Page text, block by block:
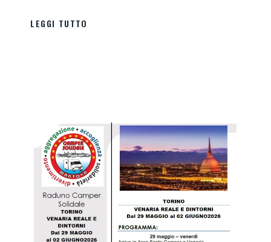
LEGGI TUTTO